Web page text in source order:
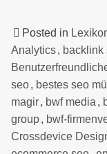
Posted in
Analytics, backlink
seo, bestes seo
magir, bwf media ,
group, bwf-
Crossdevice